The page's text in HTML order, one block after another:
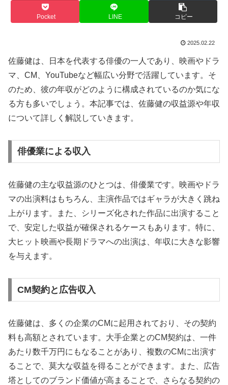
Pocket LINE コピー
2025.02.22
佐藤健は、日本を代表する俳優の一人であり、映画やドラ
マ、CM、YouTubeなど幅広い分野で活躍しています。そ
のため、彼の年収がどのように構成されているのか気にな
る方も多いでしょう。本記事では、佐藤健の収益源や年収
について詳しく解説していきます。
俳優業による収入
佐藤健の主な収益源のひとつは、俳優業です。映画やドラ
マの出演料はもちろん、主演作品ではギャラが大きく跳ね
上がります。また、シリーズ化された作品に出演すること
で、安定した収益が確保されるケースもあります。特に、
大ヒット映画や長期ドラマへの出演は、年収に大きな影響
を与えます。
CM契約と広告収入
佐藤健は、多くの企業のCMに起用されており、その契約
料も高額とされています。大手企業とのCM契約は、一件
あたり数千万円にもなることがあり、複数のCMに出演す
ることで、莫大な収益を得ることができます。また、広告
塔としてのブランド価値が高まることで、さらなる契約の